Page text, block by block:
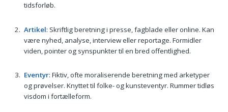
tidsforløb.
Artikel: Skriftlig beretning i presse, fagblade eller online. Kan
være nyhed, analyse, interview eller reportage. Formidler
viden, pointer og synspunkter til en bred offentlighed.
Eventyr: Fiktiv, ofte moraliserende beretning med arketyper
og prøvelser. Knyttet til folke- og kunsteventyr. Rummer tidløs
visdom i fortælleform.